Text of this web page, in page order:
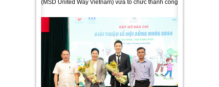
(MSD United Way Vietnam) vừa tổ chức thành công